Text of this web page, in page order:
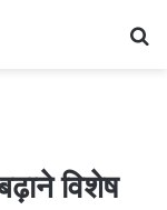
विशेष